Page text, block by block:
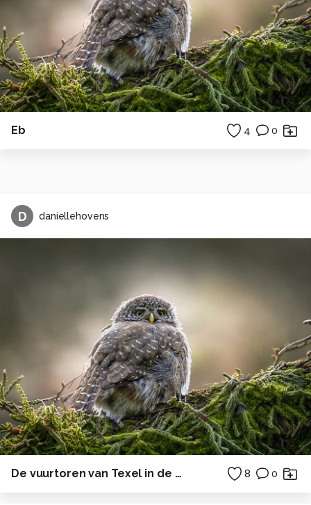
Eb 4 0
D daniellehovens
De vuurtoren van Texel in de ochtendzon 8 0